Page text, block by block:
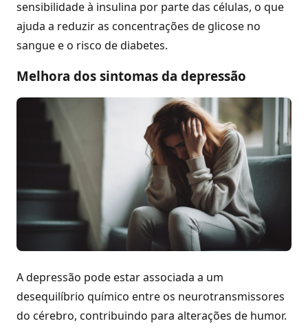
sensibilidade à insulina por parte das células, o que
ajuda a reduzir as concentrações de glicose no
sangue e o risco de diabetes.
Melhora dos sintomas da depressão
A depressão pode estar associada a um
desequilíbrio químico entre os neurotransmissores
do cérebro, contribuindo para alterações de humor.